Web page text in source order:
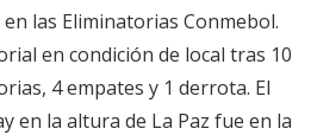
las Eliminatorias Conmebol.
en condición de local tras 10
4 empates y 1 derrota. El
en la altura de La Paz fue en la